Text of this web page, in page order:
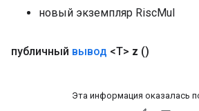
новый экземпляр RiscMul
публичный вывод <T> z ()
Эта информация оказалась